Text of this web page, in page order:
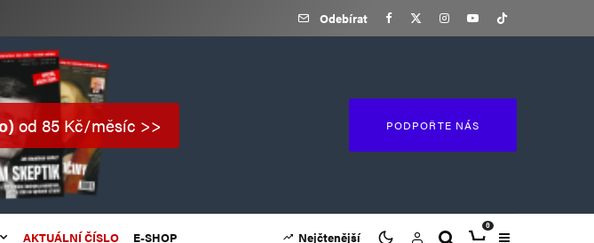
Odebírat
od 85 Kč/měsíc >> PODPOŘTE NÁS
AKTUÁLNÍ ČÍSLO E-SHOP Nejčtenější
0